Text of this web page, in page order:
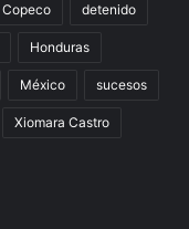
Copeco detenido
Honduras
México sucesos
Xiomara Castro